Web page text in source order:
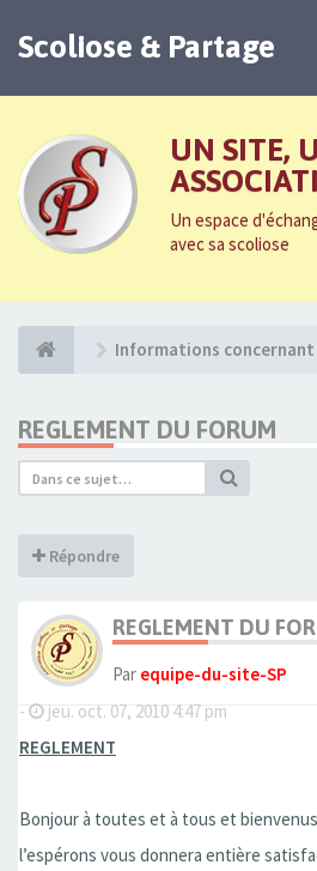
Scoliose & Partage
UN SITE,
Un espace
avec sa scoliose
Informations
REGLEMENT DU FORUM
Répondre
REGLEMENT DU
Par equipe-du-site-SP
-
jeu. oct. 07, 2010 4:47 pm
REGLEMENT
Bonjour à toutes et à tous et
l’espérons vous donnera entière